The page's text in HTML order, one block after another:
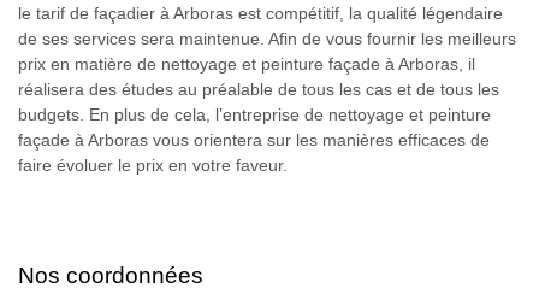
le tarif de façadier à Arboras est compétitif, la qualité légendaire
de ses services sera maintenue. Afin de vous fournir les meilleurs
prix en matière de nettoyage et peinture façade à Arboras, il
réalisera des études au préalable de tous les cas et de tous les
budgets. En plus de cela, l’entreprise de nettoyage et peinture
façade à Arboras vous orientera sur les manières efficaces de
faire évoluer le prix en votre faveur.
Nos coordonnées